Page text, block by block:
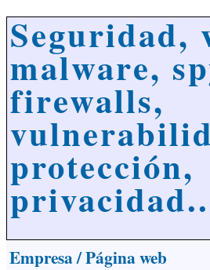
Seguridad,
malware,
firewalls,
protección,
Empresa / Página web